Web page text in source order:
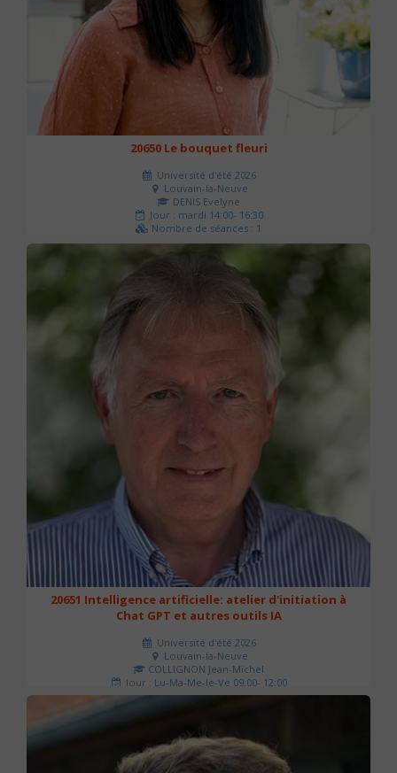
20650 Le bouquet fleuri
Université d'été 2026
Louvain-la-Neuve
DENIS Evelyne
Jour : mardi 14:00- 16:30
Nombre de séances : 1
60 €
20651 Intelligence artificielle: atelier d'initiation à
Chat GPT et autres outils IA
Université d'été 2026
Louvain-la-Neuve
COLLIGNON Jean-Michel
Jour : Lu-Ma-Me-Je-Ve 09:00- 12:00
Nombre de séances : 2